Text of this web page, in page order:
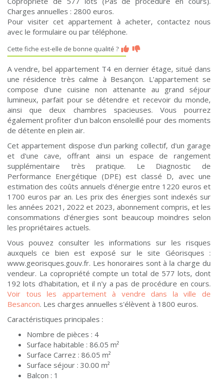
Charges annuelles : 2800 euros.
Pour visiter cet appartement à acheter, contactez nous
avec le formulaire ou par téléphone.
Cette fiche est-elle de bonne qualité ?
A vendre, bel appartement T4 en dernier étage, situé dans
une résidence très calme à Besançon. L'appartement se
compose d'une cuisine non attenante au grand séjour
lumineux, parfait pour se détendre et recevoir du monde,
ainsi que deux chambres spacieuses. Vous pourrez
également profiter d'un balcon ensoleillé pour des moments
de détente en plein air.
Cet appartement dispose d'un parking collectif, d'un garage
et d'une cave, offrant ainsi un espace de rangement
supplémentaire très pratique. Le Diagnostic de
Performance Energétique (DPE) est classé D, avec une
estimation des coûts annuels d'énergie entre 1220 euros et
1700 euros par an. Les prix des énergies sont indexés sur
les années 2021, 2022 et 2023, abonnement compris, et les
consommations d'énergies sont beaucoup moindres selon
les propriétaires actuels.
Vous pouvez consulter les informations sur les risques
auxquels ce bien est exposé sur le site Géorisques :
www.georisques.gouv.fr. Les honoraires sont à la charge du
vendeur. La copropriété compte un total de 577 lots, dont
192 lots d'habitation, et il n'y a pas de procédure en cours.
Voir tous les appartement à vendre dans la ville de
Besancon. Les charges annuelles s'élèvent à 1800 euros.
Caractéristiques principales :
Nombre de pièces : 4
Surface habitable : 86.05 m²
Surface Carrez : 86.05 m²
Surface séjour : 30.00 m²
Balcon : 1